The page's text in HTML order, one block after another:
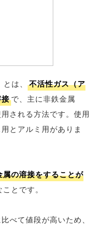
は、
不活性ガス（ア
で、主に非鉄金属
される方法です。使用
とアルミ用がありま
属の溶接をすることが
ことです。
べて値段が高いため、